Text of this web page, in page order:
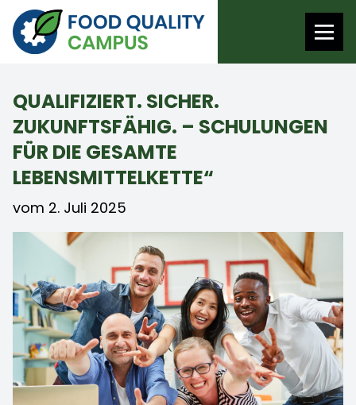
QUALIFIZIERT. SICHER.
ZUKUNFTSFÄHIG. – SCHULUNGEN
FÜR DIE GESAMTE
LEBENSMITTELKETTE“
vom 2. Juli 2025